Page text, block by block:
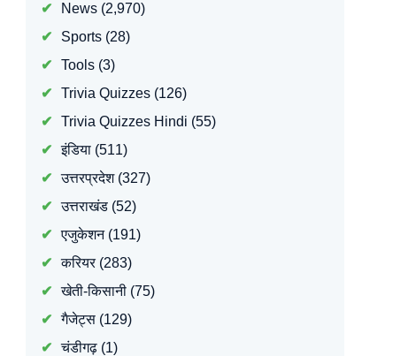
News(2,970)
Sports(28)
Tools(3)
Trivia Quizzes(126)
Trivia Quizzes Hindi (55)
इंडिया(511)
उत्तरप्रदेश(327)
उत्तराखंड(52)
एजुकेशन(191)
करियर(283)
खेती-किसानी(75)
गैजेट्स(129)
चंडीगढ़(1)